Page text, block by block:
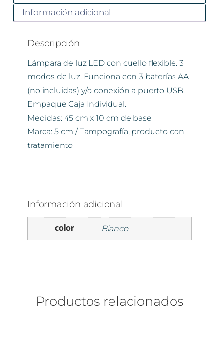
Información adicional
Descripción
Lámpara de luz LED con cuello flexible. 3
modos de luz. Funciona con 3 baterías AA
(no incluidas) y/o conexión a puerto USB.
Empaque Caja Individual.
Medidas: 45 cm x 10 cm de base
Marca: 5 cm / Tampografía, producto con
tratamiento
Información adicional
color Blanco
Productos relacionados